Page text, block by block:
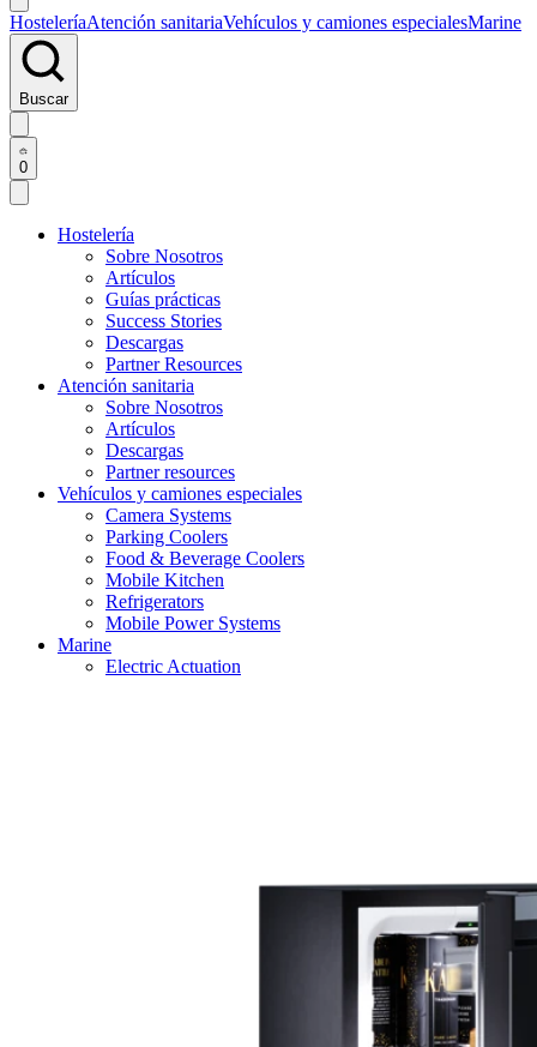
HosteleríaAtención sanitariaVehículos y camiones especialesMarine
Buscar
0
Hostelería
Sobre Nosotros
Artículos
Guías prácticas
Success Stories
Descargas
Partner Resources
Atención sanitaria
Sobre Nosotros
Artículos
Descargas
Partner resources
Vehículos y camiones especiales
Camera Systems
Parking Coolers
Food & Beverage Coolers
Mobile Kitchen
Refrigerators
Mobile Power Systems
Marine
Electric Actuation